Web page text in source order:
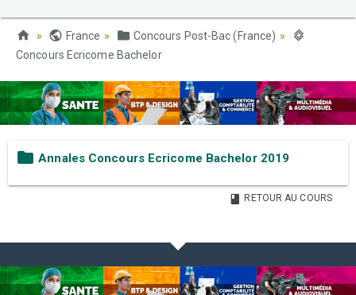
France
Concours Post-Bac (France)
Concours Ecricome Bachelor
Annales Concours Ecricome Bachelor 2019
RETOUR AU COURS